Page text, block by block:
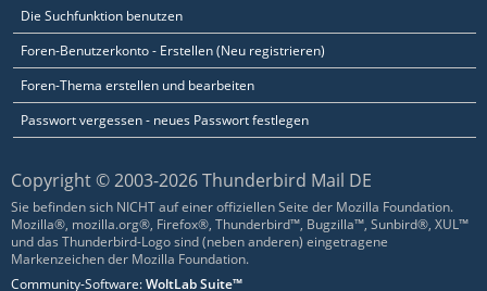
Die Suchfunktion benutzen
Foren-Benutzerkonto - Erstellen (Neu registrieren)
Foren-Thema erstellen und bearbeiten
Passwort vergessen - neues Passwort festlegen
Copyright © 2003-2026 Thunderbird Mail DE
Sie befinden sich NICHT auf einer offiziellen Seite der Mozilla Foundation.
Mozilla®, mozilla.org®, Firefox®, Thunderbird™, Bugzilla™, Sunbird®, XUL™
und das Thunderbird-Logo sind (neben anderen) eingetragene
Markenzeichen der Mozilla Foundation.
Community-Software:WoltLab Suite™